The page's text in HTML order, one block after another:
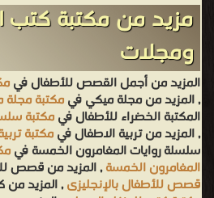
مزيد من مكتبة
ومجلات
المزيد من أجمل القصص للأطفال في
, المزيد من مجلة ميكي فيمكتبة
المكتبة الخضراء للأطفال فيمكتبة
, المزيد من تربية الاطفال فيمكتبة
سلسلة روايات المغامرون الخمسة في
المغامرون الخمسة, المزيد من قصص
قصص للأطفال بالإنجليزى, المزيد